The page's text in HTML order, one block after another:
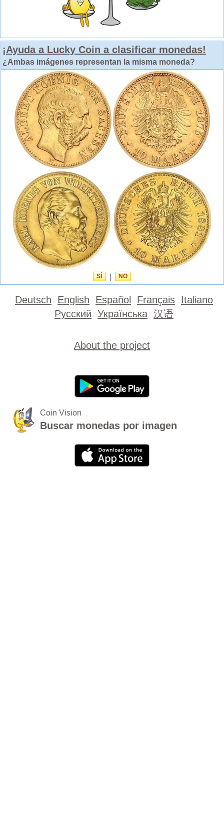
¡Ayuda a Lucky Coin a clasificar monedas!
¿Ambas imágenes representan la misma moneda?
SÍ NO
Deutsch English Español Français Italiano
Русский Українська 汉语
About the project
Coin Vision
Buscar monedas por imagen